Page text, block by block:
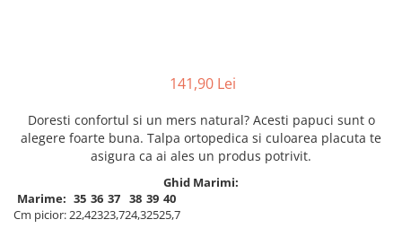
141,90 Lei
Doresti confortul si un mers natural? Acesti papuci sunt o
alegere foarte buna. Talpa ortopedica si culoarea placuta te
asigura ca ai ales un produs potrivit.
Ghid Marimi:
Marime: 35 36 37 38 39 40
Cm picior:22,42323,724,32525,7